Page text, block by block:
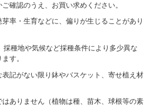
確認のうえ、お買い求めください。
率・生育などに、偏りが生じることがあり
採種地や気候など採種条件により多少異な
す。
記がない限り鉢やバスケット、寄せ植え材
ありません（植物は種、苗木、球根等の素